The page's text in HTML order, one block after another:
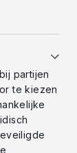
partijen
te kiezen